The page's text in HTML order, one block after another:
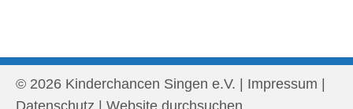
© 2026 Kinderchancen Singen e.V. | Impressum |
Datenschutz | Website durchsuchen